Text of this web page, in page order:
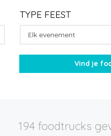
TYPE FEEST
Elk evenement
194 foodtrucks